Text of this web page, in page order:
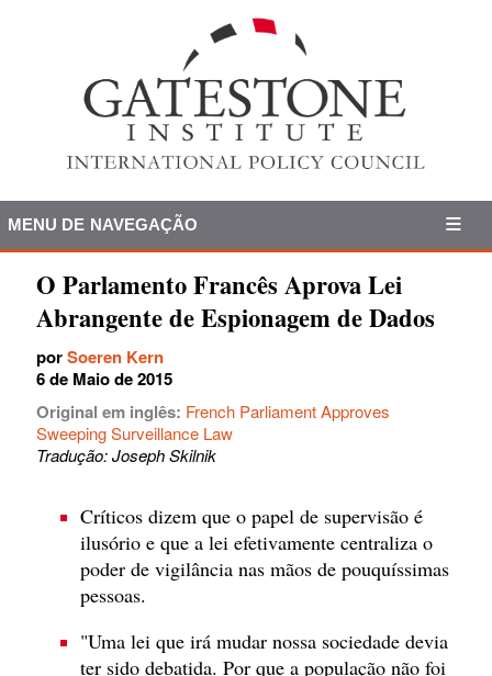
MENU DE NAVEGAÇÃO
O Parlamento Francês Aprova Lei
Abrangente de Espionagem de Dados
porSoeren Kern
6 de Maio de 2015
Original em inglês: French Parliament Approves
Sweeping Surveillance Law
Tradução: Joseph Skilnik
Críticos dizem que o papel de supervisão é
ilusório e que a lei efetivamente centraliza o
poder de vigilância nas mãos de pouquíssimas
pessoas.
"Uma lei que irá mudar nossa sociedade devia
ter sido debatida. Por que a população não foi